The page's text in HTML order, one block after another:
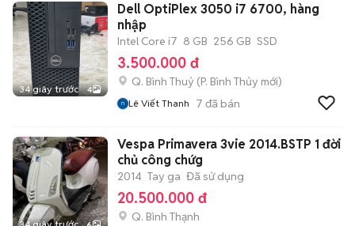
34 giây trước 4
Dell OptiPlex 3050 i7 6700, hàng
nhập
Intel Core i7 8 GB 256 GB SSD
3.500.000 đ
Q. Bình Thuỷ (P. Bình Thủy mới)
Lê Viết Thanh 7 đã bán
Vespa Primavera 3vie 2014.BSTP 1 đời
chủ công chứg
2014 Tay ga Đã sử dụng
20.500.000 đ
Q. Bình Thạnh